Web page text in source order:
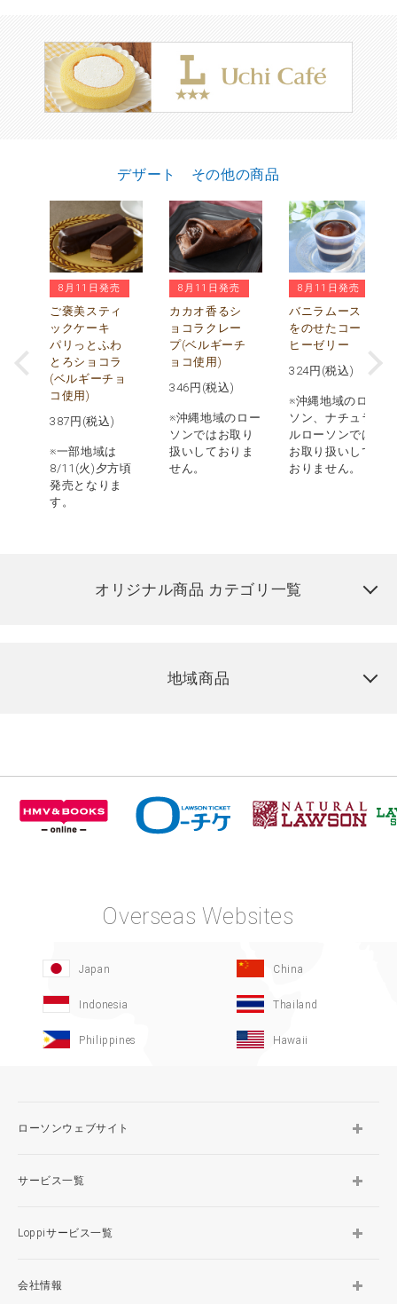
デザート その他の商品
8月11日発売
ご褒美スティ
ックケーキ
パリっとふわ
とろショコラ
(ベルギーチョ
コ使用)
387 円(税込)
※一部地域は
8/11(火)夕方頃
発売となりま
す。
8月11日発売
カカオ香るシ
ョコラクレー
プ(ベルギーチ
ョコ使用)
346 円(税込)
※沖縄地域のロー
ソンではお取り
扱いしておりま
せん。
8月11日発売
バニラムース
をのせたコー
ヒーゼリー
324円(税込)
※沖縄地域のロー
ソン、ナチュラ
ルローソンでは
お取り扱いして
おりません。
オリジナル商品 カテゴリ一覧
地域商品
Overseas Websites
Japan China
Indonesia Thailand
Philippines Hawaii
ローソンウェブサイト
サービス一覧
Loppiサービス一覧
会社情報